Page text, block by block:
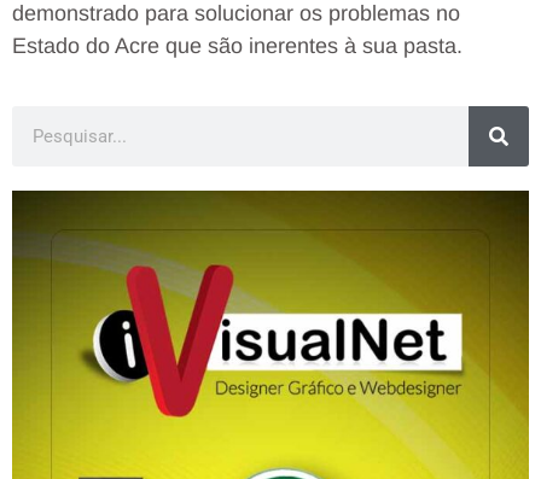
demonstrado para solucionar os problemas no
Estado do Acre que são inerentes à sua pasta.